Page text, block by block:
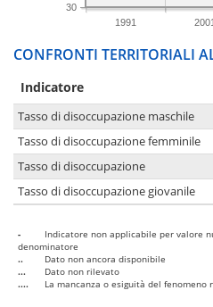
1991 2001
30
CONFRONTI TERRITORIALI
Indicatore
Tasso di disoccupazione maschile
Tasso di disoccupazione femminile
Tasso di disoccupazione
Tasso di disoccupazione giovanile
-
Indicatore non applicabile per valore
denominatore
..
Dato non ancora disponibile
...
Dato non rilevato
....
La mancanza o esiguità del